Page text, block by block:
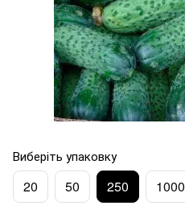
Виберіть упаковку
20 50 250 1000